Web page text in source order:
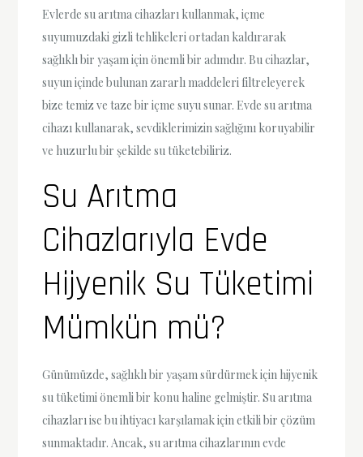
Evlerde su arıtma cihazları kullanmak, içme
suyumuzdaki gizli tehlikeleri ortadan kaldırarak
sağlıklı bir yaşam için önemli bir adımdır. Bu cihazlar,
suyun içinde bulunan zararlı maddeleri filtreleyerek
bize temiz ve taze bir içme suyu sunar. Evde su arıtma
cihazı kullanarak, sevdiklerimizin sağlığını koruyabilir
ve huzurlu bir şekilde su tüketebiliriz.
Su Arıtma
Cihazlarıyla Evde
Hijyenik Su Tüketimi
Mümkün mü?
Günümüzde, sağlıklı bir yaşam sürdürmek için hijyenik
su tüketimi önemli bir konu haline gelmiştir. Su arıtma
cihazları ise bu ihtiyacı karşılamak için etkili bir çözüm
sunmaktadır. Ancak, su arıtma cihazlarının evde